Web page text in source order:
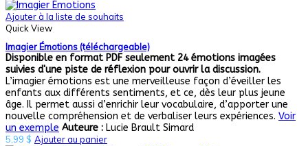
Ajouter à la liste de souhaits
Quick View
Imagier Émotions (téléchargeable)
Disponible en format PDF seulement 24 émotions imagées
suivies d'une piste de réflexion pour ouvrir la discussion.
L’imagier émotions est une merveilleuse façon d’éveiller les
enfants aux différents sentiments, et ce, dès leur plus jeune
âge. Il permet aussi d’enrichir leur vocabulaire, d’apporter une
nouvelle compréhension et de verbaliser leurs expériences. Voir
un exemple Auteure : Lucie Brault Simard
5,99 $ Ajouter au panier